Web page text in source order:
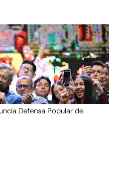
Defensa Popular de